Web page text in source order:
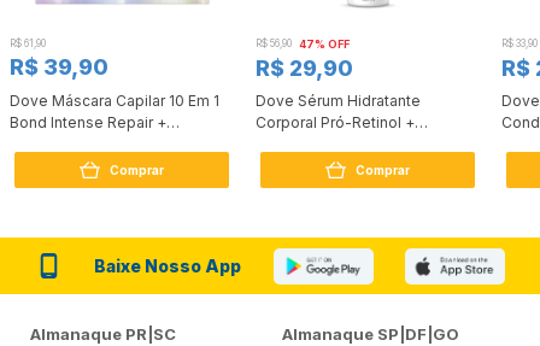
R$ 61,90
R$ 39,90
Dove Máscara Capilar 10 Em 1
Bond Intense Repair +
Comprar
R$ 56,90 47% OFF
R$ 29,90
Dove Sérum Hidratante
Corporal Pró-Retinol +
Comprar
R$ 33,90
R$
Baixe Nosso App
Almanaque PR|SC Almanaque SP|DF|GO